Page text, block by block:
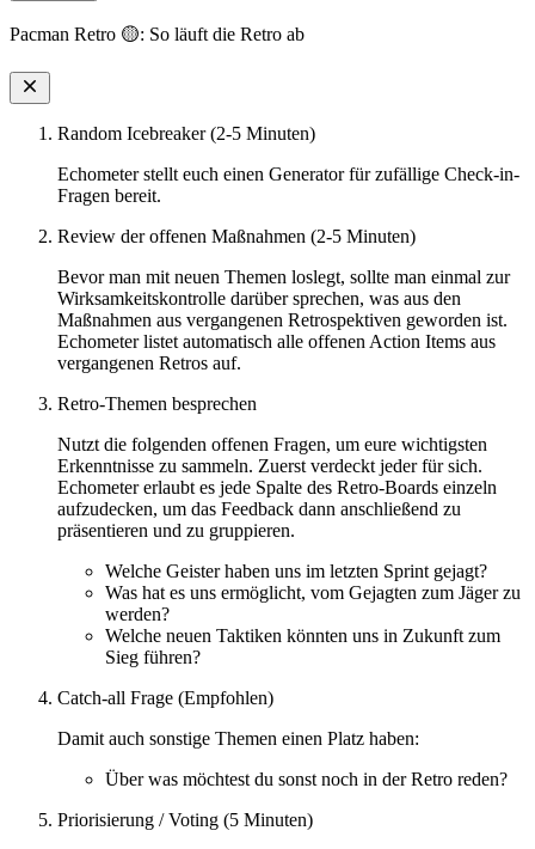
Pacman Retro 🟡: So läuft die Retro ab
Random Icebreaker (2-5 Minuten)
Echometer stellt euch einen Generator für zufällige Check-in-
Fragen bereit.
Review der offenen Maßnahmen (2-5 Minuten)
Bevor man mit neuen Themen loslegt, sollte man einmal zur
Wirksamkeitskontrolle darüber sprechen, was aus den
Maßnahmen aus vergangenen Retrospektiven geworden ist.
Echometer listet automatisch alle offenen Action Items aus
vergangenen Retros auf.
Retro-Themen besprechen
Nutzt die folgenden offenen Fragen, um eure wichtigsten
Erkenntnisse zu sammeln. Zuerst verdeckt jeder für sich.
Echometer erlaubt es jede Spalte des Retro-Boards einzeln
aufzudecken, um das Feedback dann anschließend zu
präsentieren und zu gruppieren.
Welche Geister haben uns im letzten Sprint gejagt?
Was hat es uns ermöglicht, vom Gejagten zum Jäger zu
werden?
Welche neuen Taktiken könnten uns in Zukunft zum
Sieg führen?
Catch-all Frage (Empfohlen)
Damit auch sonstige Themen einen Platz haben:
Über was möchtest du sonst noch in der Retro reden?
Priorisierung / Voting (5 Minuten)